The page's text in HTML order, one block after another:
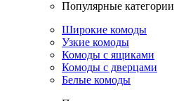
Популярные категории
Широкие комоды
Узкие комоды
Комоды с ящиками
Комоды с дверцами
Белые комоды